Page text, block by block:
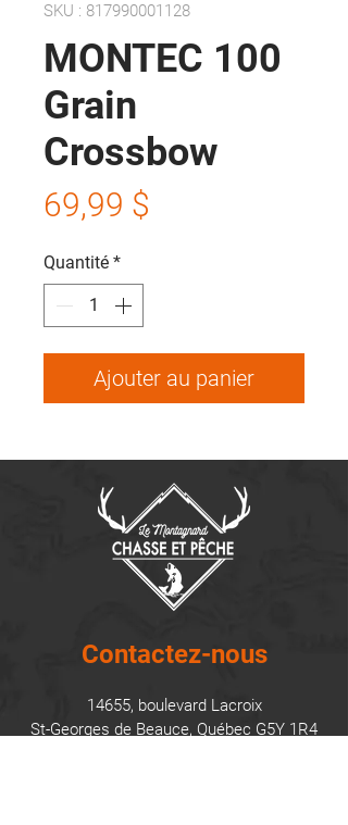
SKU : 817990001128
MONTEC 100
Grain
Crossbow
69,99 $
Quantité *
Ajouter au panier
Contactez-nous
14655, boulevard Lacroix
St-Georges de Beauce, Québec G5Y 1R4